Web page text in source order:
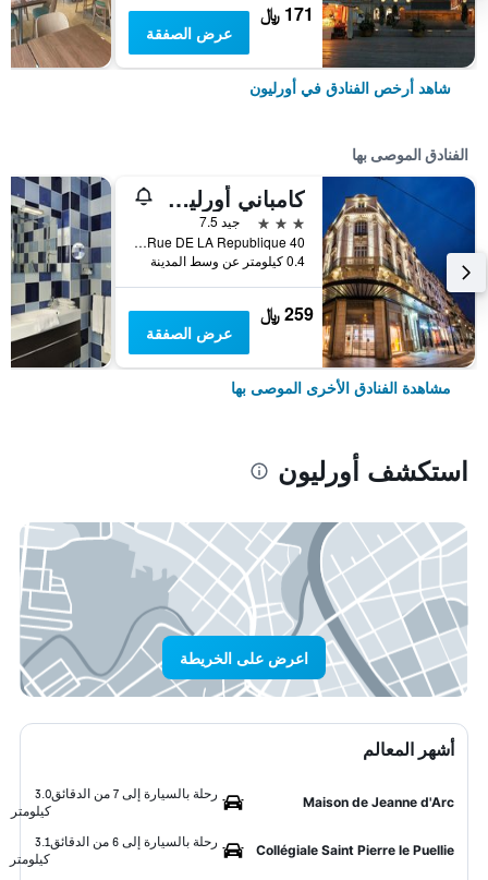
171 ﷼
عرض الصفقة
شاهد أرخص الفنادق في أورليون
الفنادق الموصى بها
كامباني أورليون سونتر - محطة
3 نجوم
جيد 7.5
40 Rue DE LA Republique, أورليون, إقليم لواريت, فرنسا
0.4 كيلومتر عن وسط المدينة
259 ﷼
عرض الصفقة
مشاهدة الفنادق الأخرى الموصى بها
استكشف أورليون
اعرض على الخريطة
أشهر المعالم
Maison de Jeanne d'Arc
رحلة بالسيارة إلى 7 من الدقائق
3.0
كيلومتر
Collégiale Saint Pierre le Puellie
رحلة بالسيارة إلى 6 من الدقائق
3.1
كيلومتر